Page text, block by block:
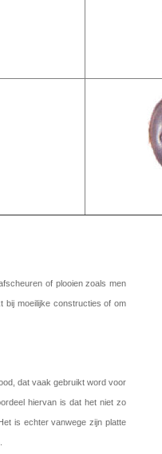
of plooien zoals men
bij moeilijke constructies of om
dat vaak gebruikt word voor
hiervan is dat het niet zo
is echter vanwege zijn platte